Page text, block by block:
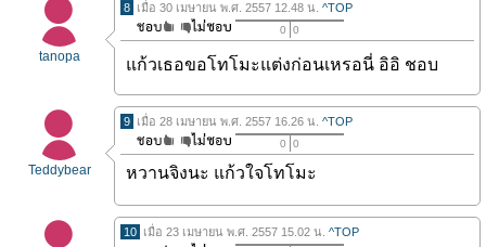
tanopa
8 เมื่อ 30 เมษายน พ.ศ. 2557 12.48 น. ^TOP
0 0
แก้วเธอขอโทโมะแต่งก่อนเหรอนี่ อิอิ ชอบ
Teddybear
9 เมื่อ 28 เมษายน พ.ศ. 2557 16.26 น. ^TOP
0 0
หวานจิงนะ แก้วใจโทโมะ
10 เมื่อ 23 เมษายน พ.ศ. 2557 15.02 น. ^TOP